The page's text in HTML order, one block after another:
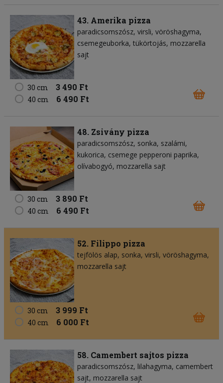
43. Amerika pizza
paradicsomszósz virsli vöröshagyma
csemegeuborka tükörtojás mozzarella
sajt
30 cm 3 490 Ft
40 cm 6 490 Ft
48. Zsivány pizza
paradicsomszósz sonka szalámi
kukorica csemege pepperoni paprika
olívabogyó mozzarella sajt
30 cm 3 890 Ft
40 cm 6 490 Ft
52. Filippo pizza
tejfölös alap sonka virsli vöröshagyma
mozzarella sajt
30 cm 3 999 Ft
40 cm 6 000 Ft
58. Camembert sajtos pizza
paradicsomszósz lilahagyma camembert
sajt mozzarella sajt